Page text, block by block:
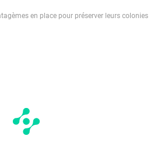
en place pour préserver leurs colonies